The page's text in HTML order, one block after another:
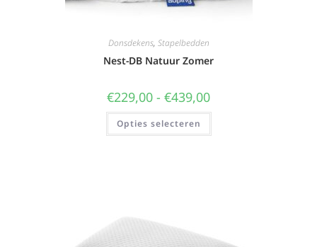
Donsdekens, Stapelbedden
Nest-DB Natuur Zomer
€229,00 - €439,00
Opties selecteren